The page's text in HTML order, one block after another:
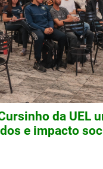
da UEL
e impacto